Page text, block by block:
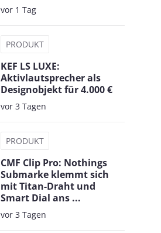
vor 1 Tag
PRODUKT
KEF LS LUXE:
Aktivlautsprecher als
Designobjekt für 4.000 €
vor 3 Tagen
PRODUKT
CMF Clip Pro: Nothings
Submarke klemmt sich
mit Titan-Draht und
Smart Dial ans ...
vor 3 Tagen